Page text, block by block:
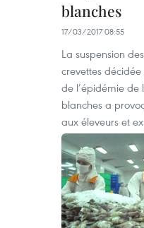
blanches
17/03/2017 08:55
La suspension
crevettes
de l’épidémie
blanches a
aux éleveurs et